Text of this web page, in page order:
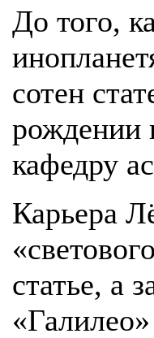
До того,
сотен
рождении
кафедру
Карьера
статье, а